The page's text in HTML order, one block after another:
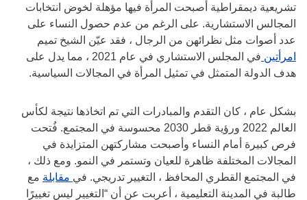
تشريعية ديمقراطية أصبحت المرأة فيها مؤهلة لخوض انتخابات
المجالس الاستشارية. على الرغم من عدم حصول النساء على
عدد أصوات مثل نظرائهن من الرجال ، فقد عيّن الشيخ تميم
امرأتين
في المجلس الاستشاري في عام 2021 ، مما يدل على
هدف الدولة المتمثل في تمثيل المرأة في المجالات السياسية.
بشكل عام ، كان التقدم والمبادرات التي تم اتخاذها نتيجة لكأس
العالم 2022 ورؤية قطر 2030 محسوسة في المجتمع. فُتحت
فرص كبيرة أمام النساء وأصبحت مشاركتهن المتزايدة في
المجالات المختلفة ظاهرة للعيان وتستمر في النمو. ومع ذلك ،
في المجتمع القطري المحافظ ، التغيير تدريجي. في مقابلة مع
طالبة في المدينة التعليمية ، أعربت عن أن “التغيير ليس تغييرًا